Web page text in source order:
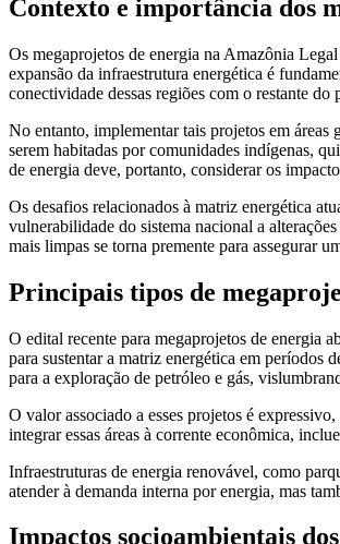
Contexto e importância dos
Os megaprojetos de energia na Amazônia
expansão da infraestrutura energética é
conectividade dessas regiões com o restante do
No entanto, implementar tais projetos em áreas
serem habitadas por comunidades indígenas,
de energia deve, portanto, considerar os
Os desafios relacionados à matriz energética
vulnerabilidade do sistema nacional a
mais limpas se torna premente para assegurar
Principais tipos de
O edital recente para megaprojetos de energia
para sustentar a matriz energética em
para a exploração de petróleo e gás,
O valor associado a esses projetos é
integrar essas áreas à corrente econômica,
Infraestruturas de energia renovável, como
atender à demanda interna por energia, mas
Impactos socioambientais